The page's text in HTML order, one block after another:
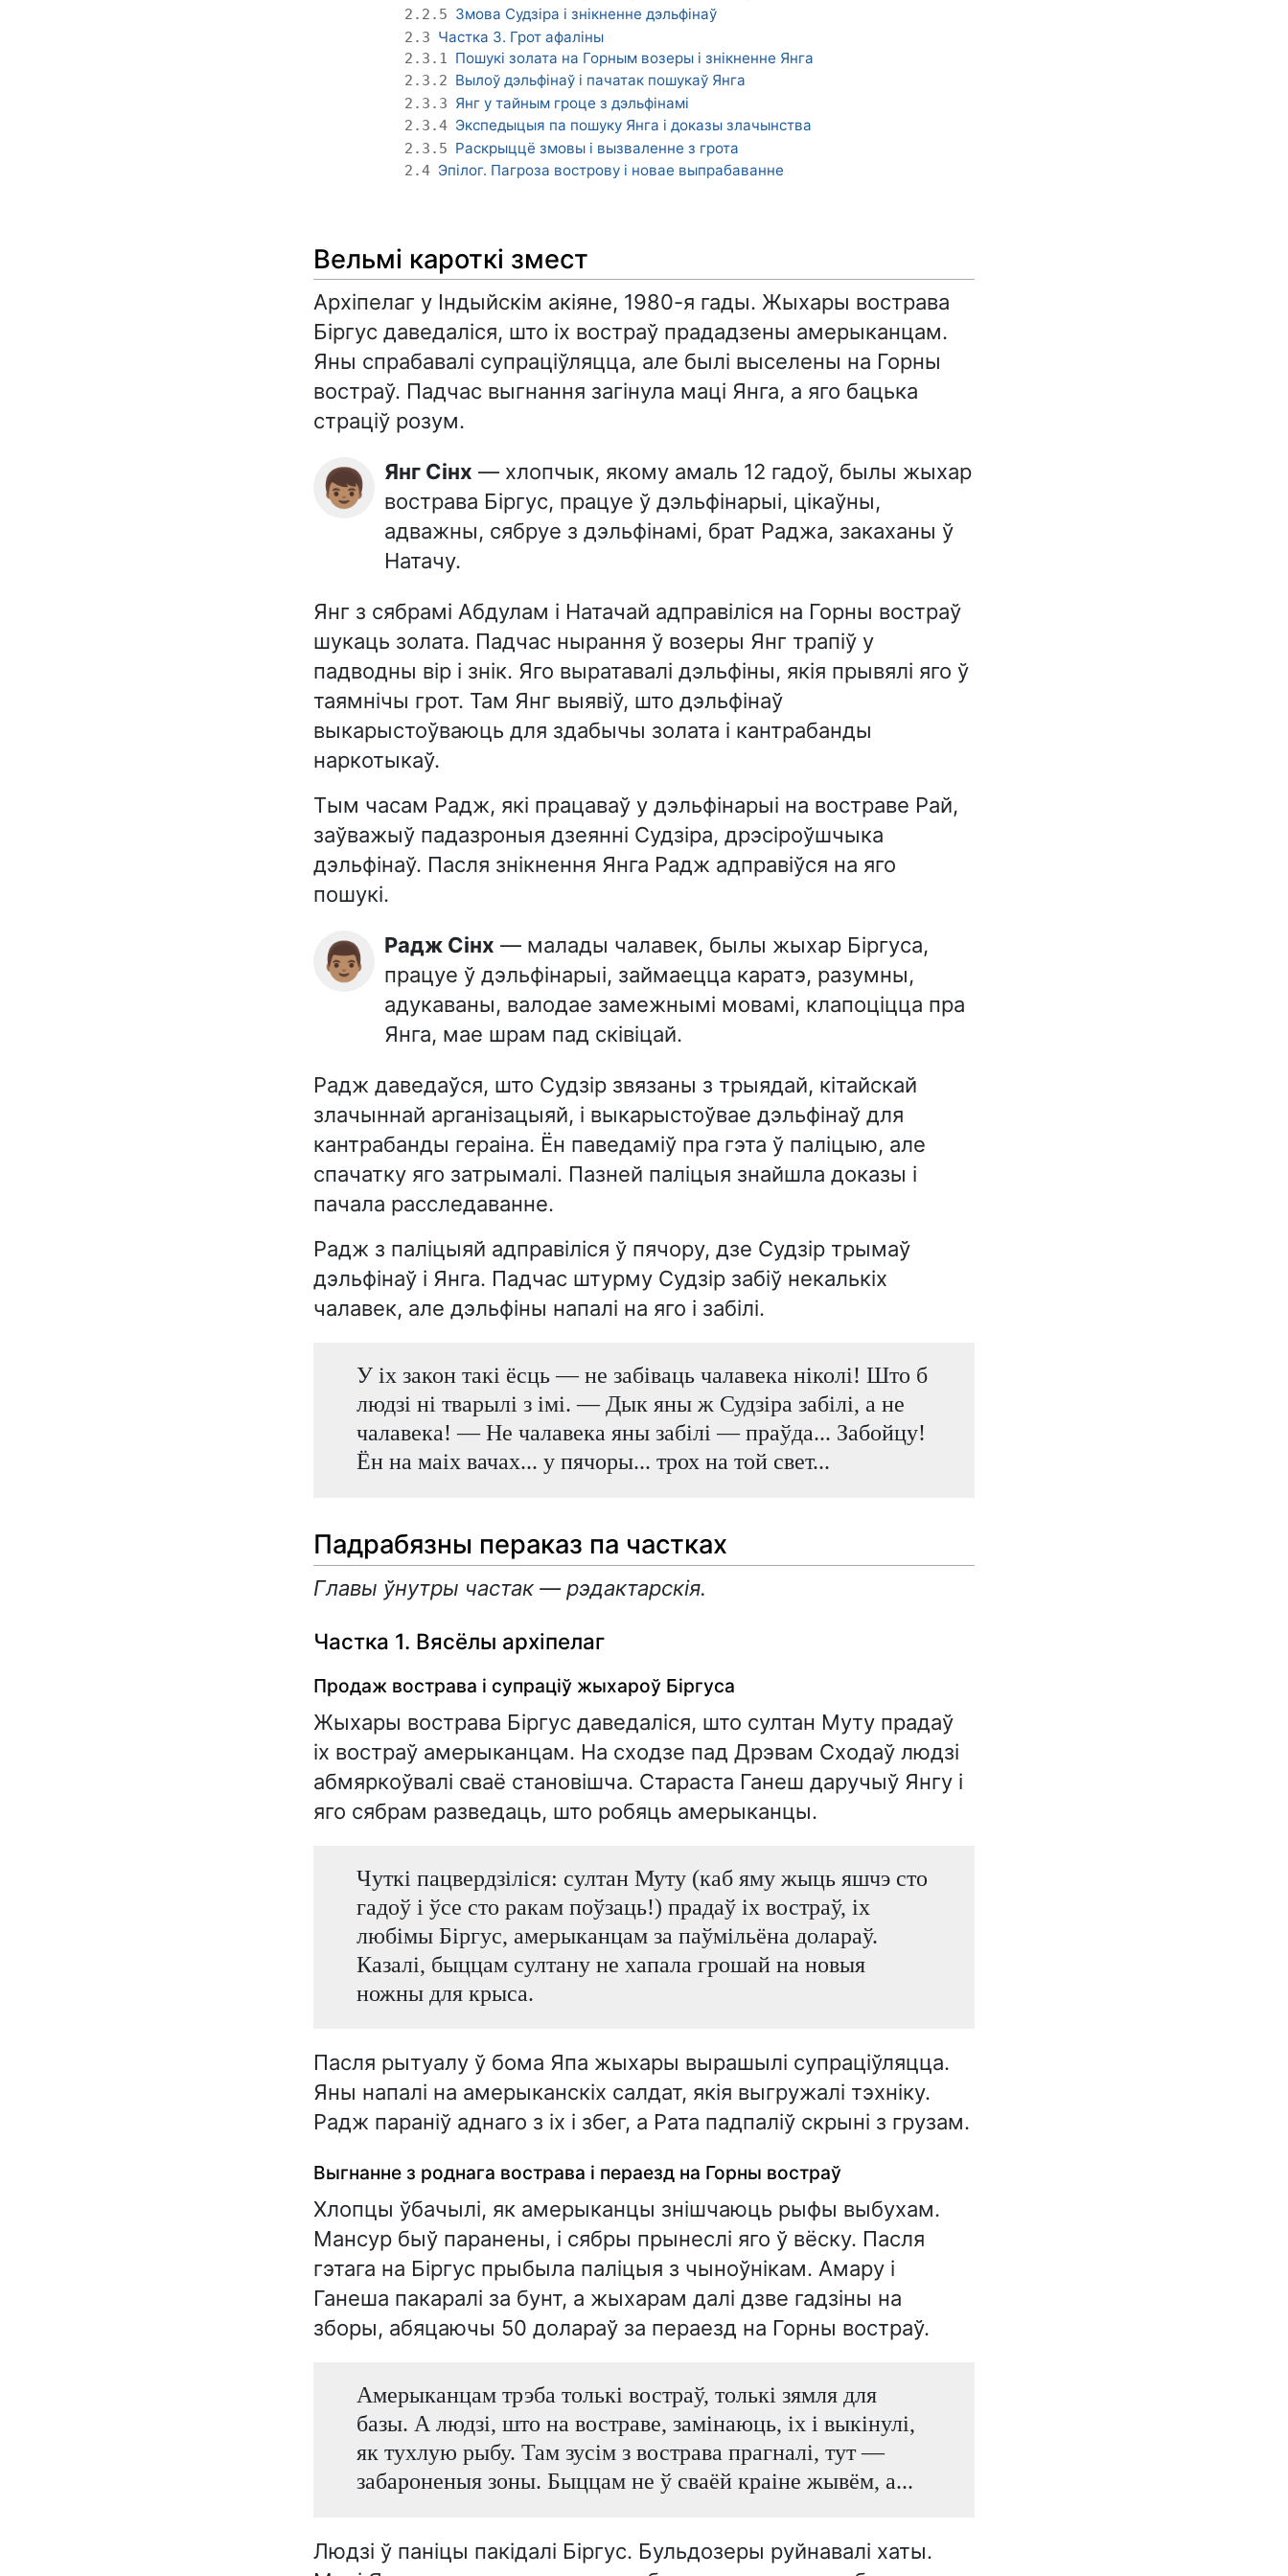
2.2.5 Змова Судзіра і знікненне дэльфінаў
2.3 Частка 3. Грот афаліны
2.3.1 Пошукі золата на Горным возеры і знікненне Янга
2.3.2 Вылоў дэльфінаў і пачатак пошукаў Янга
2.3.3 Янг у тайным гроце з дэльфінамі
2.3.4 Экспедыцыя па пошуку Янга і доказы злачынства
2.3.5 Раскрыццё змовы і вызваленне з грота
2.4 Эпілог. Пагроза вострову і новае выпрабаванне
Вельмі кароткі змест
Архіпелаг у Індыйскім акіяне, 1980-я гады. Жыхары вострава
Біргус даведаліся, што іх востраў прададзены амерыканцам.
Яны спрабавалі супраціўляцца, але былі выселены на Горны
востраў. Падчас выгнання загінула маці Янга, а яго бацька
страціў розум.
👦🏽 Янг Сінх — хлопчык, якому амаль 12 гадоў, былы жыхар
вострава Біргус, працуе ў дэльфінарыі, цікаўны,
адважны, сябруе з дэльфінамі, брат Раджа, закаханы ў
Натачу.
Янг з сябрамі Абдулам і Натачай адправіліся на Горны востраў
шукаць золата. Падчас нырання ў возеры Янг трапіў у
падводны вір і знік. Яго выратавалі дэльфіны, якія прывялі яго ў
таямнічы грот. Там Янг выявіў, што дэльфінаў
выкарыстоўваюць для здабычы золата і кантрабанды
наркотыкаў.
Тым часам Радж, які працаваў у дэльфінарыі на востраве Рай,
заўважыў падазроныя дзеянні Судзіра, дрэсіроўшчыка
дэльфінаў. Пасля знікнення Янга Радж адправіўся на яго
пошукі.
👨🏽 Радж Сінх — малады чалавек, былы жыхар Біргуса,
працуе ў дэльфінарыі, займаецца каратэ, разумны,
адукаваны, валодае замежнымі мовамі, клапоціцца пра
Янга, мае шрам пад сківіцай.
Радж даведаўся, што Судзір звязаны з трыядай, кітайскай
злачыннай арганізацыяй, і выкарыстоўвае дэльфінаў для
кантрабанды гераіна. Ён паведаміў пра гэта ў паліцыю, але
спачатку яго затрымалі. Пазней паліцыя знайшла доказы і
пачала расследаванне.
Радж з паліцыяй адправіліся ў пячору, дзе Судзір трымаў
дэльфінаў і Янга. Падчас штурму Судзір забіў некалькіх
чалавек, але дэльфіны напалі на яго і забілі.
У іх закон такі ёсць — не забіваць чалавека ніколі! Што б
людзі ні тварылі з імі. — Дык яны ж Судзіра забілі, а не
чалавека! — Не чалавека яны забілі — праўда... Забойцу!
Ён на маіх вачах... у пячоры... трох на той свет...
Падрабязны пераказ па частках
Главы ўнутры частак — рэдактарскія.
Частка 1. Вясёлы архіпелаг
Продаж вострава і супраціў жыхароў Біргуса
Жыхары вострава Біргус даведаліся, што султан Муту прадаў
іх востраў амерыканцам. На сходзе пад Дрэвам Сходаў людзі
абмяркоўвалі сваё становішча. Стараста Ганеш даручыў Янгу і
яго сябрам разведаць, што робяць амерыканцы.
Чуткі пацвердзіліся: султан Муту (каб яму жыць яшчэ сто
гадоў і ўсе сто ракам поўзаць!) прадаў іх востраў, іх
любімы Біргус, амерыканцам за паўмільёна долараў.
Казалі, быццам султану не хапала грошай на новыя
ножны для крыса.
Пасля рытуалу ў бома Япа жыхары вырашылі супраціўляцца.
Яны напалі на амерыканскіх салдат, якія выгружалі тэхніку.
Радж параніў аднаго з іх і збег, а Рата падпаліў скрыні з грузам.
Выгнанне з роднага вострава і пераезд на Горны востраў
Хлопцы ўбачылі, як амерыканцы знішчаюць рыфы выбухам.
Мансур быў паранены, і сябры прынеслі яго ў вёску. Пасля
гэтага на Біргус прыбыла паліцыя з чыноўнікам. Амару і
Ганеша пакаралі за бунт, а жыхарам далі дзве гадзіны на
зборы, абяцаючы 50 долараў за пераезд на Горны востраў.
Амерыканцам трэба толькі востраў, толькі зямля для
базы. А людзі, што на востраве, замінаюць, іх і выкінулі,
як тухлую рыбу. Там зусім з вострава прагналі, тут —
забароненыя зоны. Быццам не ў сваёй краіне жывём, а...
Людзі ў паніцы пакідалі Біргус. Бульдозеры руйнавалі хаты.